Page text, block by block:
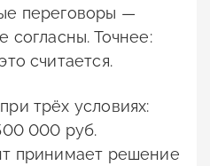
переговоры —
согласны. Точнее:
считается.
трёх условиях:
000 руб.
принимает решение